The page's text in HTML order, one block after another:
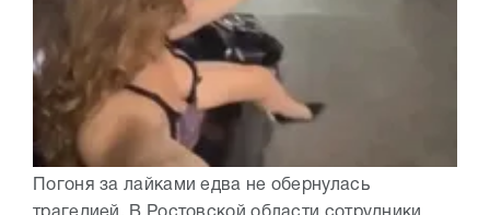
Погоня за лайками едва не обернулась